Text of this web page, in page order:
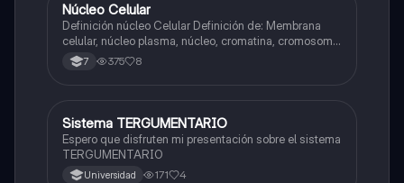
Biologia
Núcleo Celular
Definición núcleo Celular Definición de: Membrana
celular, núcleo plasma, núcleo, cromatina, cromosoma
Interfase Fases de la interfase
7 375 8
Biologia
Sistema TERGUMENTARIO
Espero que disfruten mi presentación sobre el sistema
TERGUMENTARIO
Universidad 171 4